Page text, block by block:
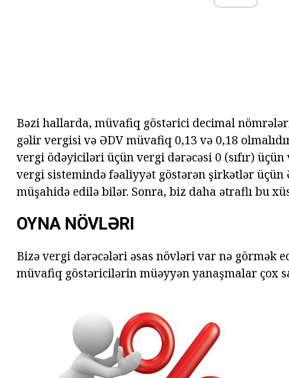
Bəzi hallarda, müvafiq göstərici decimal
gəlir vergisi və ƏDV müvafiq 0,13 və 0,18
vergi ödəyiciləri üçün vergi dərəcəsi 0 (sıfır)
vergi sistemində fəaliyyət göstərən şirkətlər üçün
müşahidə edilə bilər. Sonra, biz daha ətraflı bu
OYNA NÖVLƏRI
Bizə vergi dərəcələri əsas növləri var nə görmək
müvafiq göstəricilərin müəyyən yanaşmalar çox